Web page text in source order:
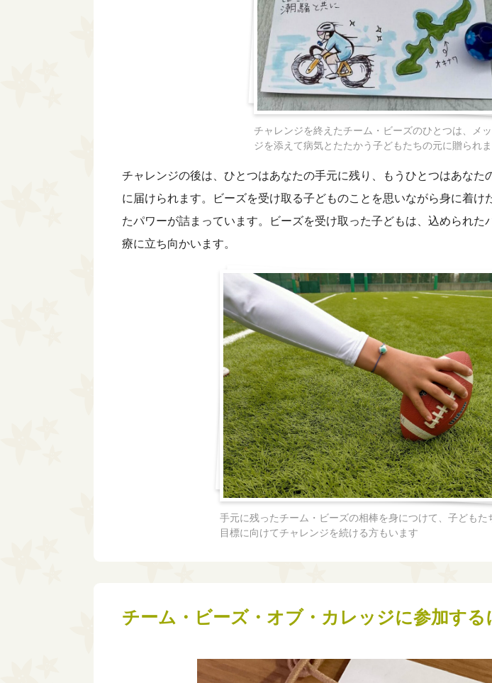
チャレンジを終えたチーム・ビーズのひとつは、メ
ジを添えて病気とたたかう子どもたちの元に贈られ
チャレンジの後は、ひとつはあなたの手元に残り、もうひとつはあなた
に届けられます。ビーズを受け取る子どものことを思いながら身に着け
たパワーが詰まっています。ビーズを受け取った子どもは、込められた
療に立ち向かいます。
手元に残ったチーム・ビーズの相棒を身につけて、子どもた
目標に向けてチャレンジを続ける方もいます
チーム・ビーズ・オブ・カレッジに参加する